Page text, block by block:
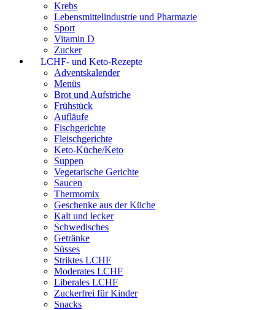
Krebs
Lebensmittelindustrie und Pharmazie
Sport
Vitamin D
Zucker
LCHF- und Keto-Rezepte
Adventskalender
Menüs
Brot und Aufstriche
Frühstück
Aufläufe
Fischgerichte
Fleischgerichte
Keto-Küche/Keto
Suppen
Vegetarische Gerichte
Saucen
Thermomix
Geschenke aus der Küche
Kalt und lecker
Schwedisches
Getränke
Süsses
Striktes LCHF
Moderates LCHF
Liberales LCHF
Zuckerfrei für Kinder
Snacks